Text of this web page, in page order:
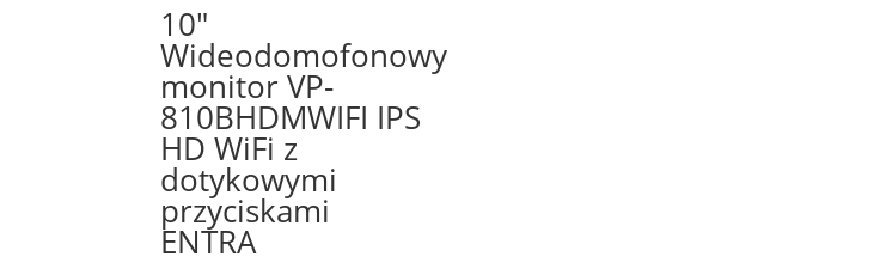
10″
Wideodomofonowy
monitor VP-
810BHDMWIFI IPS
HD WiFi z
dotykowymi
przyciskami
ENTRA